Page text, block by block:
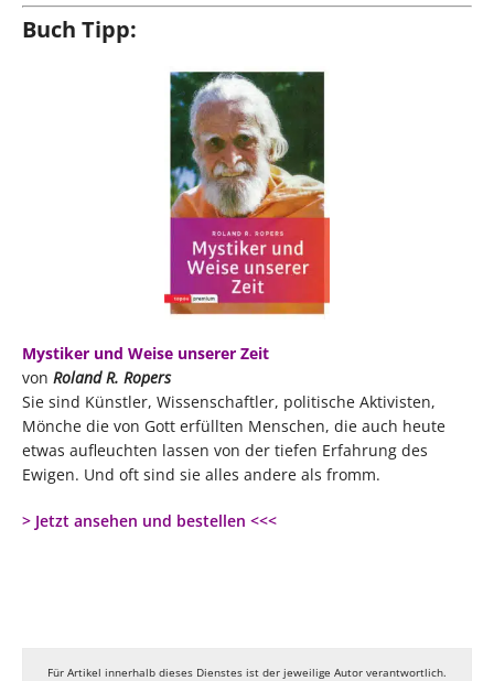
Buch Tipp:
Mystiker und Weise unserer Zeit
von Roland R. Ropers
Sie sind Künstler, Wissenschaftler, politische Aktivisten,
Mönche die von Gott erfüllten Menschen, die auch heute
etwas aufleuchten lassen von der tiefen Erfahrung des
Ewigen. Und oft sind sie alles andere als fromm.
> Jetzt ansehen und bestellen <<<
Für Artikel innerhalb dieses Dienstes ist der jeweilige Autor verantwortlich.